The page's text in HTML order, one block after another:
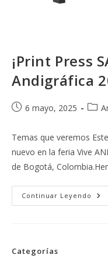
¡Print Press
Andigráfica
Publicación
entrada:
6 mayo, 2025
Temas que veremos
nuevo en la feria Vive
de Bogotá,
Continuar Leyendo ¡Print
Categorías